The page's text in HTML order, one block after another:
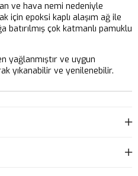
ve hava nemi nedeniyle
için epoksi kaplı alaşım ağ ile
batırılmış çok katmanlı pamuklu
yağlanmıştır ve uygun
yıkanabilir ve yenilenebilir.